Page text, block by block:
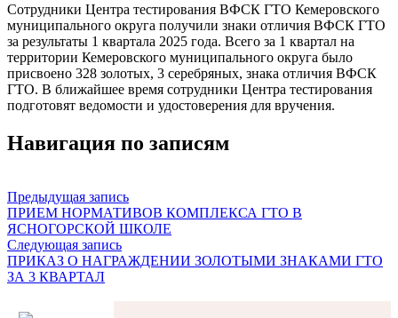
Сотрудники Центра тестирования ВФСК ГТО Кемеровского
муниципального округа получили знаки отличия ВФСК ГТО
за результаты 1 квартала 2025 года. Всего за 1 квартал на
территории Кемеровского муниципального округа было
присвоено 328 золотых, 3 серебряных, знака отличия ВФСК
ГТО. В ближайшее время сотрудники Центра тестирования
подготовят ведомости и удостоверения для вручения.
Навигация по записям
Предыдущая запись
ПРИЕМ НОРМАТИВОВ КОМПЛЕКСА ГТО В
ЯСНОГОРСКОЙ ШКОЛЕ
Следующая запись
ПРИКАЗ О НАГРАЖДЕНИИ ЗОЛОТЫМИ ЗНАКАМИ ГТО
ЗА 3 КВАРТАЛ